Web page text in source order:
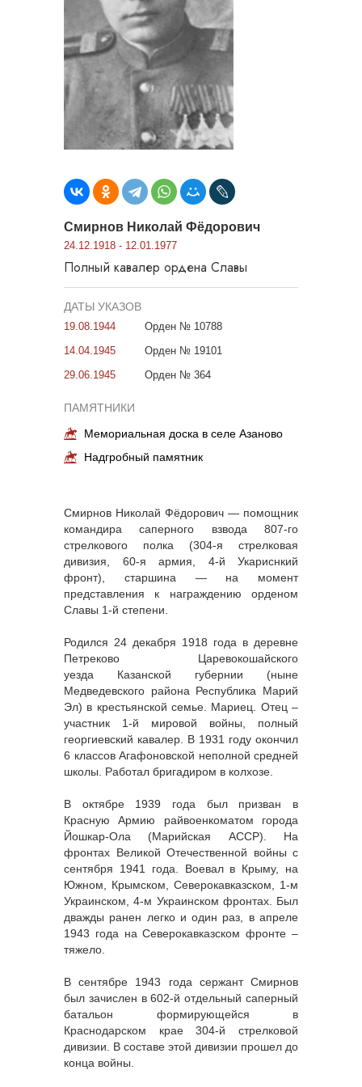
Смирнов Николай Фёдорович
24.12.1918 - 12.01.1977
Полный кавалер ордена Славы
ДАТЫ УКАЗОВ
19.08.1944
Орден № 10788
14.04.1945
Орден № 19101
29.06.1945
Орден № 364
ПАМЯТНИКИ
Мемориальная доска в селе Азаново
Надгробный памятник
Смирнов Николай Фёдорович — помощник
командира саперного взвода 807-го
стрелкового полка (304-я стрелковая
дивизия, 60-я армия, 4-й Укариснкий
фронт), старшина — на момент
представления к награждению орденом
Славы 1-й степени.
Родился 24 декабря 1918 года в деревне
Петреково Царевокошайского
уезда Казанской губернии (ныне
Медведевского района Республика Марий
Эл) в крестьянской семье. Мариец. Отец –
участник 1-й мировой войны, полный
георгиевский кавалер. В 1931 году окончил
6 классов Агафоновской неполной средней
школы. Работал бригадиром в колхозе.
В октябре 1939 года был призван в
Красную Армию райвоенкоматом города
Йошкар-Ола (Марийская АССР). На
фронтах Великой Отечественной войны с
сентября 1941 года. Воевал в Крыму, на
Южном, Крымском, Северокавказском, 1-м
Украинском, 4-м Украинском фронтах. Был
дважды ранен легко и один раз, в апреле
1943 года на Северокавказском фронте –
тяжело.
В сентябре 1943 года сержант Смирнов
был зачислен в 602-й отдельный саперный
батальон формирующейся в
Краснодарском крае 304-й стрелковой
дивизии. В составе этой дивизии прошел до
конца войны.